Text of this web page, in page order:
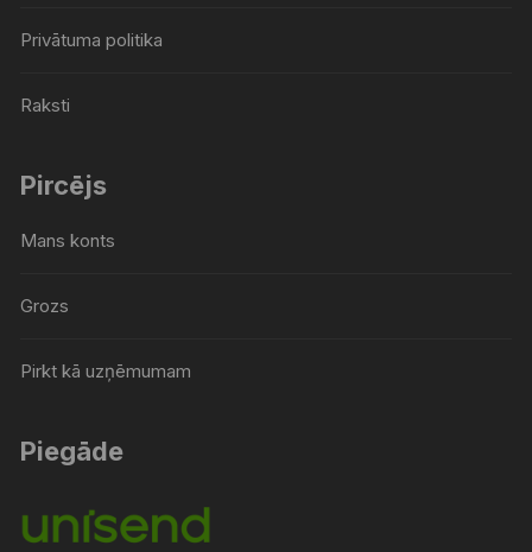
Privātuma politika
Raksti
Pircējs
Mans konts
Grozs
Pirkt kā uzņēmumam
Piegāde